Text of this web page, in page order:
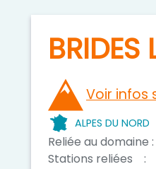
BRIDES
Voir infos
ALPES DU NORD
Reliée au domaine :
Stations reliées
: